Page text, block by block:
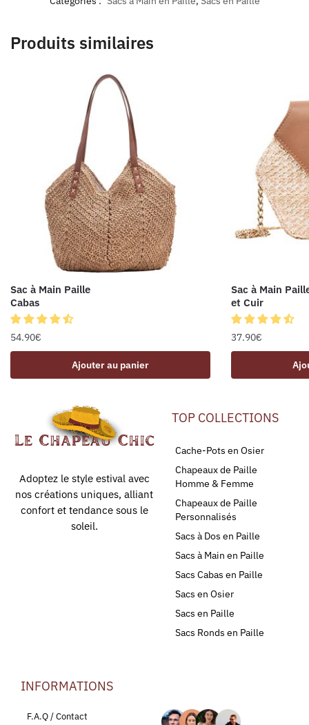
Produits similaires
Sac à Main Paille
Cabas
54.90€
Ajouter au panier
Sac à Main
et Cuir
37.90€
Adoptez le style estival avec
nos créations uniques, alliant
confort et tendance sous le
soleil.
TOP COLLECTIONS
Cache-Pots en Osier
Chapeaux de Paille
Homme & Femme
Chapeaux de Paille
Personnalisés
Sacs à Dos en Paille
Sacs à Main en Paille
Sacs Cabas en Paille
Sacs en Osier
Sacs en Paille
Sacs Ronds en Paille
INFORMATIONS
F.A.Q / Contact